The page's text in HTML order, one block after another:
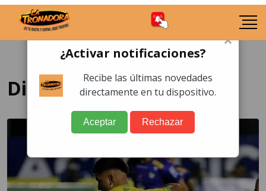
Diciembre 2024
×
¿Activar notificaciones?
Recibe las últimas novedades
directamente en tu dispositivo.
Aceptar Rechazar